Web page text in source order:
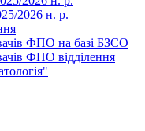
2026 н. р.
ФПО на базі БЗСО
ФПО відділення